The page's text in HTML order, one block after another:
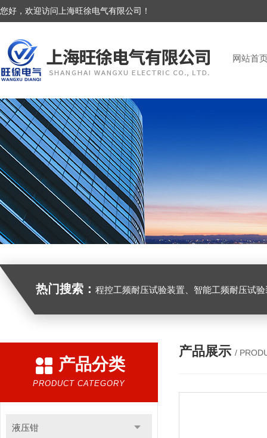
您好，欢迎访问上海旺徐电气有限公司！
网站首
热门搜索： 程控工频耐压试验装置、智能工频耐压试验装置、工频耐压试验装置、工频耐压试验仪、工频耐压试验台、高压耐压试
产品分类
PRODUCT CATEGORY
液压钳
产品展示 /